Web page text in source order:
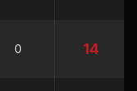
0 14